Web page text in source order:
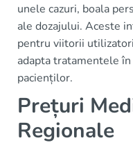
unele cazuri, boala
ale dozajului. Aceste
pentru viitorii
adapta tratamentele
pacienților.
Prețuri
Regionale